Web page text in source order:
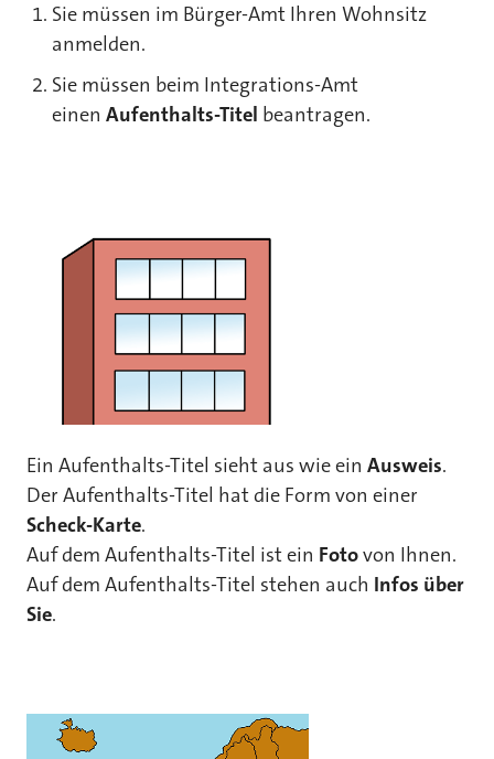
Sie müssen im Bürger-Amt Ihren Wohnsitz
anmelden.
Sie müssen beim Integrations-Amt
einenAufenthalts-Titel beantragen.
Ein Aufenthalts-Titel sieht aus wie ein Ausweis.
Der Aufenthalts-Titel hat die Form von einer
Scheck-Karte.
Auf dem Aufenthalts-Titel ist ein Fotovon Ihnen.
Auf dem Aufenthalts-Titel stehen auch Infos über
Sie.